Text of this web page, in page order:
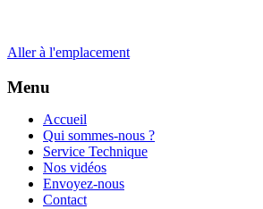
Aller à l'emplacement
Menu
Accueil
Qui sommes-nous ?
Service Technique
Nos vidéos
Envoyez-nous
Contact